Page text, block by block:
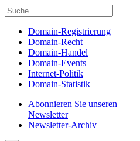
Domain-Registrierung
Domain-Recht
Domain-Handel
Domain-Events
Internet-Politik
Domain-Statistik
Abonnieren Sie unseren
Newsletter
Newsletter-Archiv